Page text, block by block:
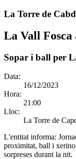
La Torre de
La Vall
Sopar i ball per
Data:
16/12/2023
Hora:
21:00
Lloc:
La Torre de
L'entitat informa:
proximitat, ball i
sorpreses durant la nit.